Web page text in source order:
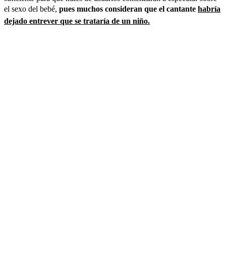
el sexo del bebé, pues muchos consideran que el cantante habría
dejado entrever que se trataría de un niño.